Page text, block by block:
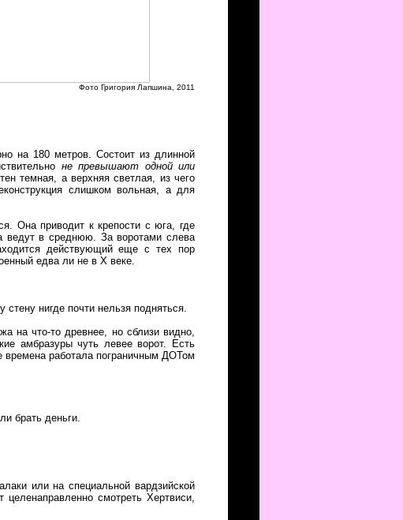
Фото Григория Лапшина, 2011
на 180 метров. Состоит из длинной
не превышают одной или
темная, а верхняя светлая, из чего
слишком вольная, а для
Она приводит к крепости с юга, где
ведут в среднюю. За воротами слева
действующий еще с тех пор
едва ли не в Х веке.
нигде почти нельзя подняться.
на что-то древнее, но сблизи видно,
амбразуры чуть левее ворот. Есть
времена работала пограничным ДОТом
брать деньги.
или на специальной вардзийской
смотреть Хертвиси,